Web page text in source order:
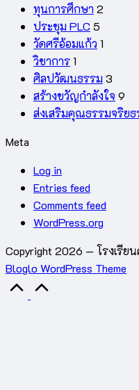
ทุนการศึกษา 2
ประชุม PLC 5
วัดศรีอ้อมแก้ว 1
วิชาการ1
ศิลปวัฒนธรรม 3
สร้างขวัญกำลังใจ 9
ส่งเสริมคุณธรรมจริยธ
Meta
Log in
Entries feed
Comments feed
WordPress.org
Copyright 2026 — โรงเรีย
Bloglo WordPress Theme